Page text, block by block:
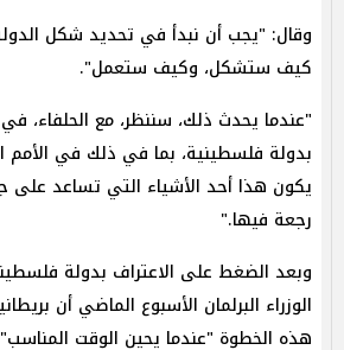
وقال: "يجب أن نبدأ في تحديد شكل
كيف ستشكل، وكيف ستعمل".
"عندما يحدث ذلك، سننظر، مع الحلفاء،
بدولة فلسطينية، بما في ذلك في الأمم
يكون هذا أحد الأشياء التي تساعد على
رجعة فيها."
وبعد الضغط على الاعتراف بدولة
الوزراء البرلمان الأسبوع الماضي أن
هذه الخطوة "عندما يحين الوقت